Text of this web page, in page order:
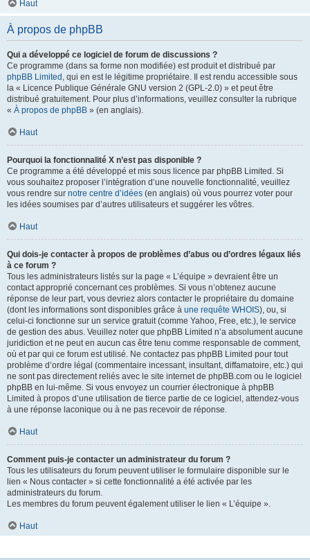
Haut
À propos de phpBB
Qui a développé ce logiciel de forum de discussions ?
Ce programme (dans sa forme non modifiée) est produit et distribué par
phpBB Limited , qui en est le légitime propriétaire. Il est rendu accessible sous
la « Licence Publique Générale GNU version 2 (GPL-2.0) » et peut être
distribué gratuitement. Pour plus d’informations, veuillez consulter la rubrique
« À propos de phpBB » (en anglais).
Haut
Pourquoi la fonctionnalité X n’est pas disponible ?
Ce programme a été développé et mis sous licence par phpBB Limited. Si
vous souhaitez proposer l’intégration d’une nouvelle fonctionnalité, veuillez
vous rendre sur notre centre d’idées (en anglais) où vous pourrez voter pour
les idées soumises par d’autres utilisateurs et suggérer les vôtres.
Haut
Qui dois-je contacter à propos de problèmes d’abus ou d’ordres légaux liés
à ce forum ?
Tous les administrateurs listés sur la page « L’équipe » devraient être un
contact approprié concernant ces problèmes. Si vous n’obtenez aucune
réponse de leur part, vous devriez alors contacter le propriétaire du domaine
(dont les informations sont disponibles grâce à une requête WHOIS), ou, si
celui-ci fonctionne sur un service gratuit (comme Yahoo, Free, etc.), le service
de gestion des abus. Veuillez noter que phpBB Limited n’a absolument aucune
juridiction et ne peut en aucun cas être tenu comme responsable de comment,
où et par qui ce forum est utilisé. Ne contactez pas phpBB Limited pour tout
problème d’ordre légal (commentaire incessant, insultant, diffamatoire, etc.) qui
ne sont pas directement reliés avec le site internet de phpBB.com ou le logiciel
phpBB en lui-même. Si vous envoyez un courrier électronique à phpBB
Limited à propos d’une utilisation de tierce partie de ce logiciel, attendez-vous
à une réponse laconique ou à ne pas recevoir de réponse.
Haut
Comment puis-je contacter un administrateur du forum ?
Tous les utilisateurs du forum peuvent utiliser le formulaire disponible sur le
lien « Nous contacter » si cette fonctionnalité a été activée par les
administrateurs du forum.
Les membres du forum peuvent également utiliser le lien « L’équipe ».
Haut